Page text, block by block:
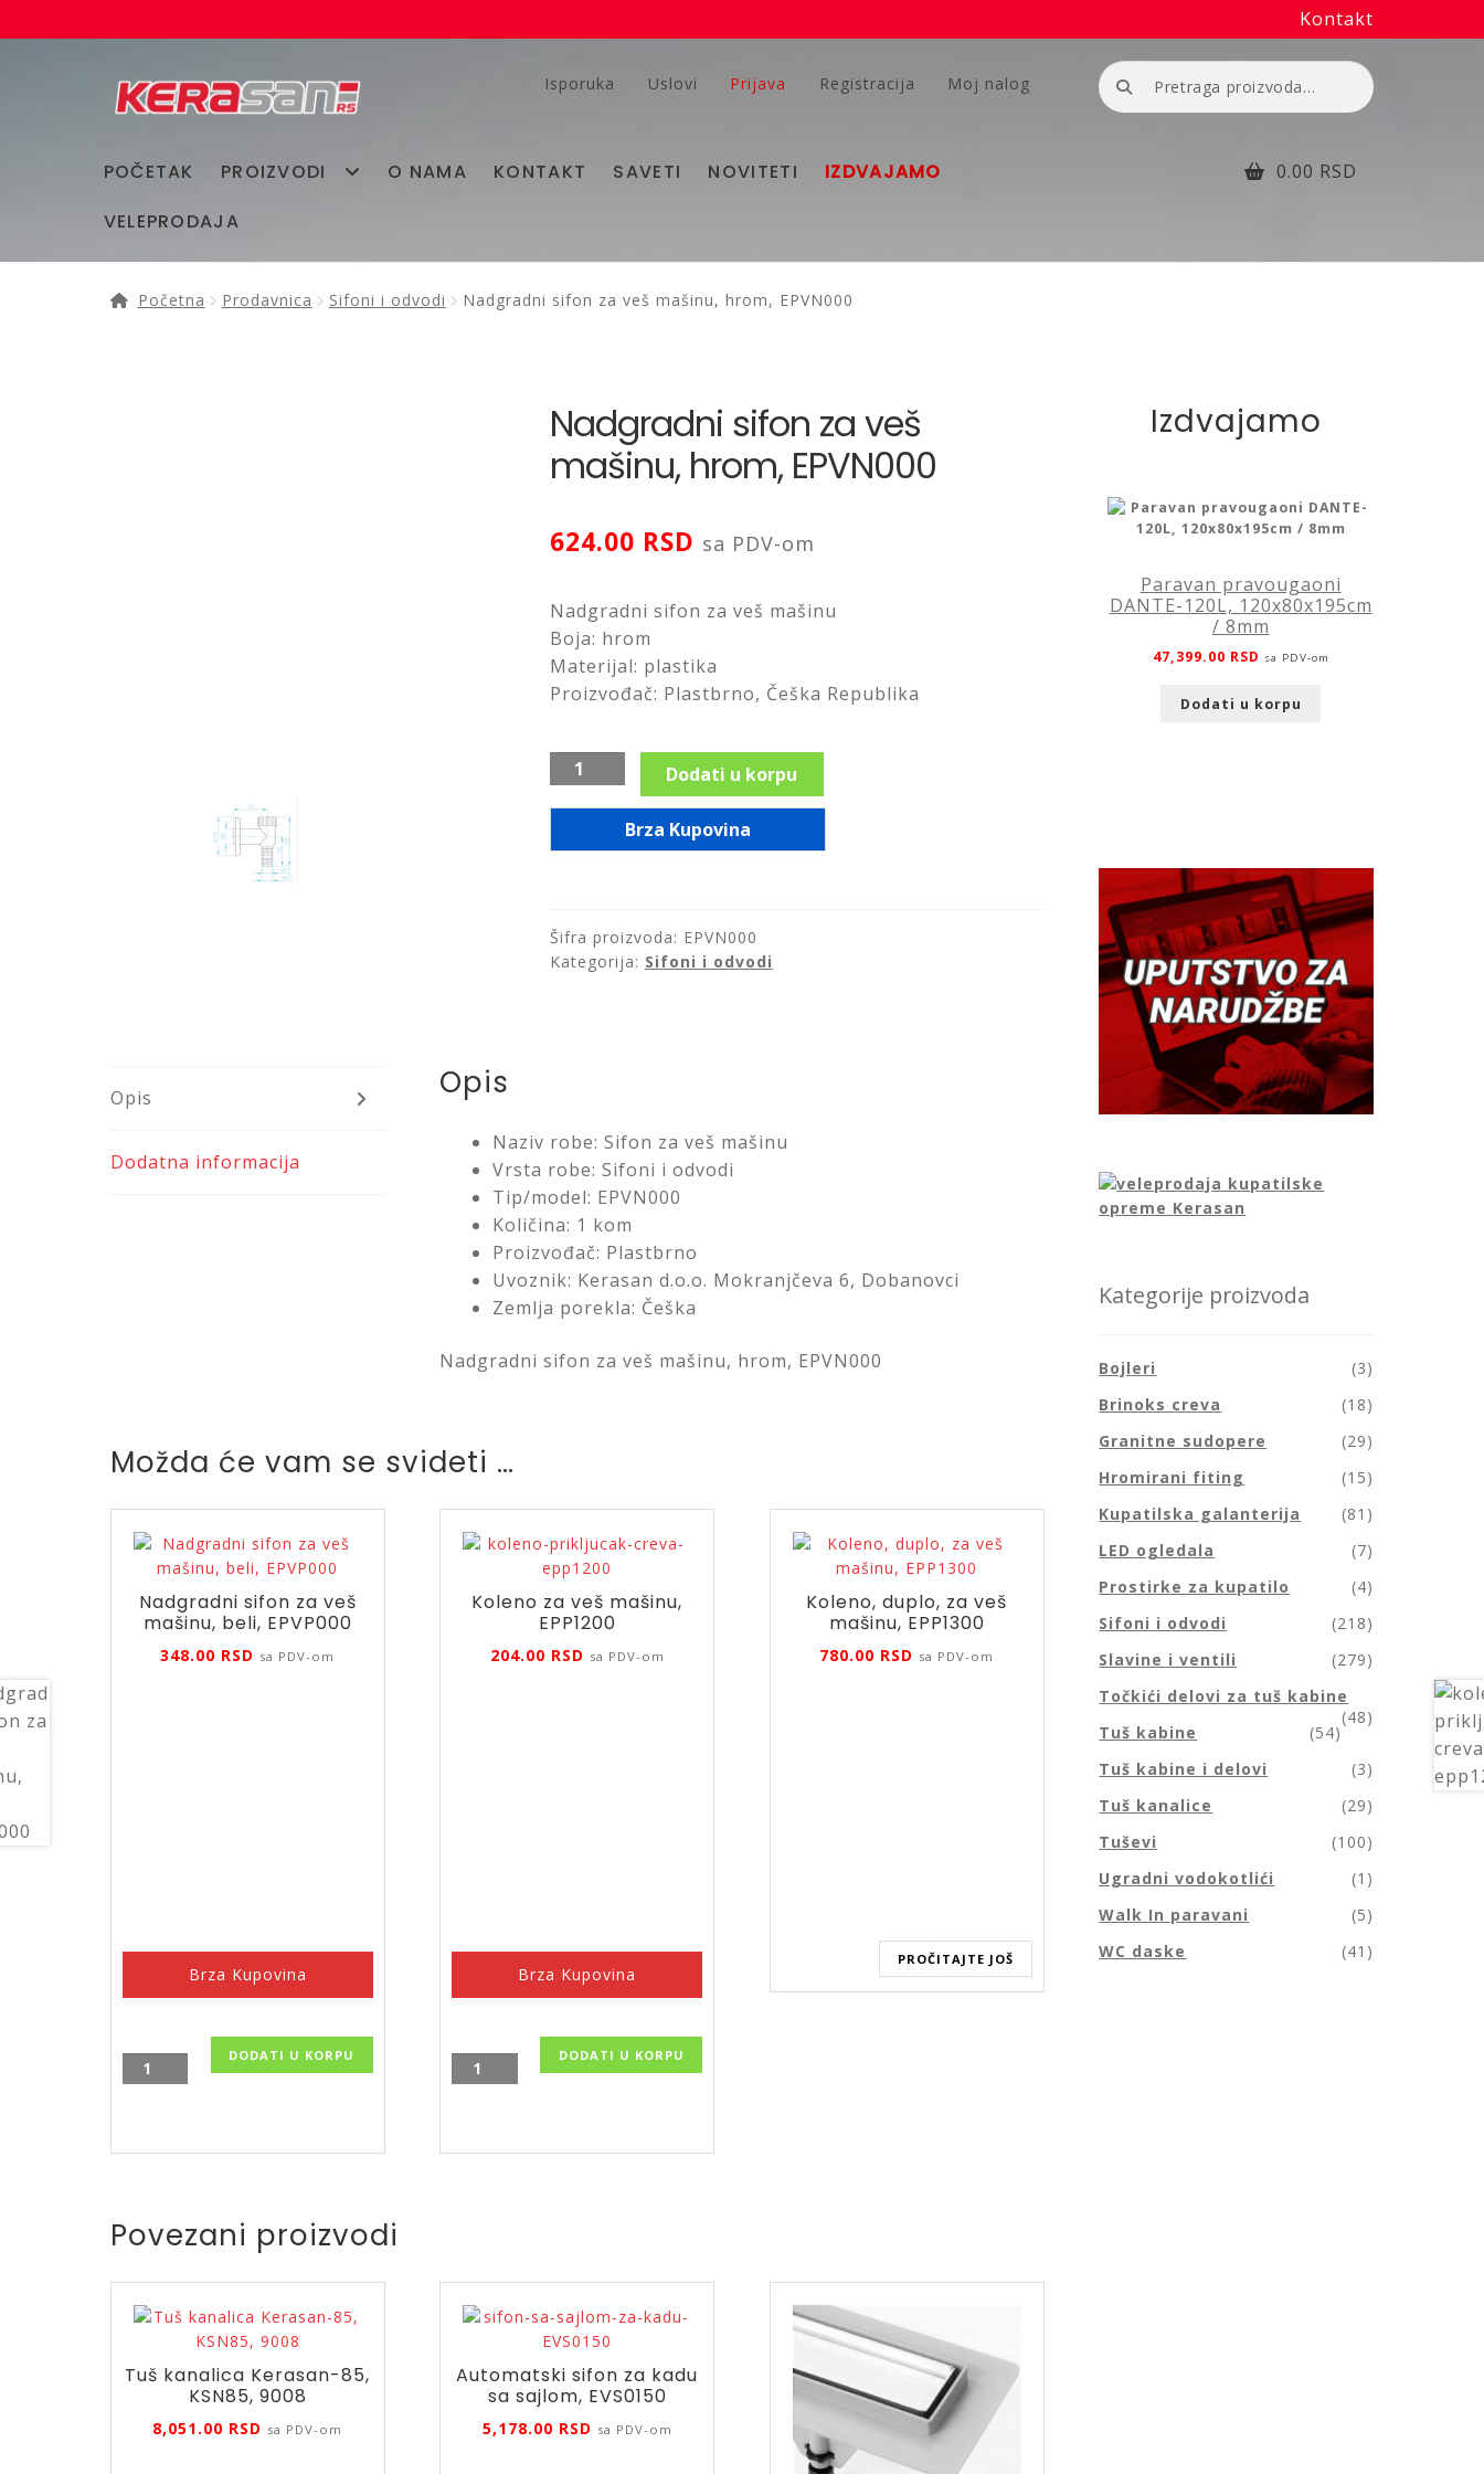
Kontakt
na
na
Isporuka Uslovi Prijava Registracija Moj nalog
Pretraga
za:
POČETAK PROIZVODI O NAMA KONTAKT SAVETI NOVITETI
IZDVAJAMO
VELEPRODAJA
0.00 RSD
Početna Prodavnica Sifoni i odvodi Nadgradni sifon za veš mašinu, hrom, EPVN000
Nadgradni sifon za veš
mašinu, hrom, EPVN000
624.00 RSD sa PDV-om
Nadgradni sifon za veš mašinu
Boja: hrom
Materijal: plastika
Proizvođač: Plastbrno, Češka Republika
Nadgradni
sifon
veš
EPVN000
količina
Dodati u korpu
Brza Kupovina
Šifra proizvoda: EPVN000
Kategorija: Sifoni i odvodi
Opis
Dodatna informacija
Opis
Naziv robe: Sifon za veš mašinu
Vrsta robe: Sifoni i odvodi
Tip/model: EPVN000
Količina: 1 kom
Proizvođač: Plastbrno
Uvoznik: Kerasan d.o.o. Mokranjčeva 6, Dobanovci
Zemlja porekla: Češka
Nadgradni sifon za veš mašinu, hrom, EPVN000
Možda će vam se svideti …
Nadgradni sifon za veš
mašinu, beli, EPVP000
348.00 RSD sa PDV-om
Brza Kupovina
Nadgradni
sifon
količina
DODATI U KORPU
Koleno za veš mašinu,
EPP1200
204.00 RSD sa PDV-om
Brza Kupovina
Koleno
za
DODATI U KORPU
Koleno, duplo, za veš
mašinu, EPP1300
780.00 RSD sa PDV-om
PROČITAJTE JOŠ
Povezani proizvodi
Tuš kanalica Kerasan-85,
KSN85, 9008
8,051.00 RSD sa PDV-om
Automatski sifon za kadu
sa sajlom, EVS0150
5,178.00 RSD sa PDV-om
Izdvajamo
Paravan pravougaoni
DANTE-120L, 120x80x195cm
/ 8mm
47,399.00 RSD sa PDV-om
Dodati u korpu
Kategorije proizvoda
Bojleri
(3)
Brinoks creva
(18)
Granitne sudopere
(29)
Hromirani fiting
(15)
Kupatilska galanterija
(81)
LED ogledala
(7)
Prostirke za kupatilo
(4)
Sifoni i odvodi
(218)
Slavine i ventili
(279)
Točkići delovi za tuš kabine
(48)
Tuš kabine
(54)
Tuš kabine i delovi
(3)
Tuš kanalice
(29)
Tuševi
(100)
Ugradni vodokotlići
(1)
Walk In paravani
(5)
WC daske
(41)